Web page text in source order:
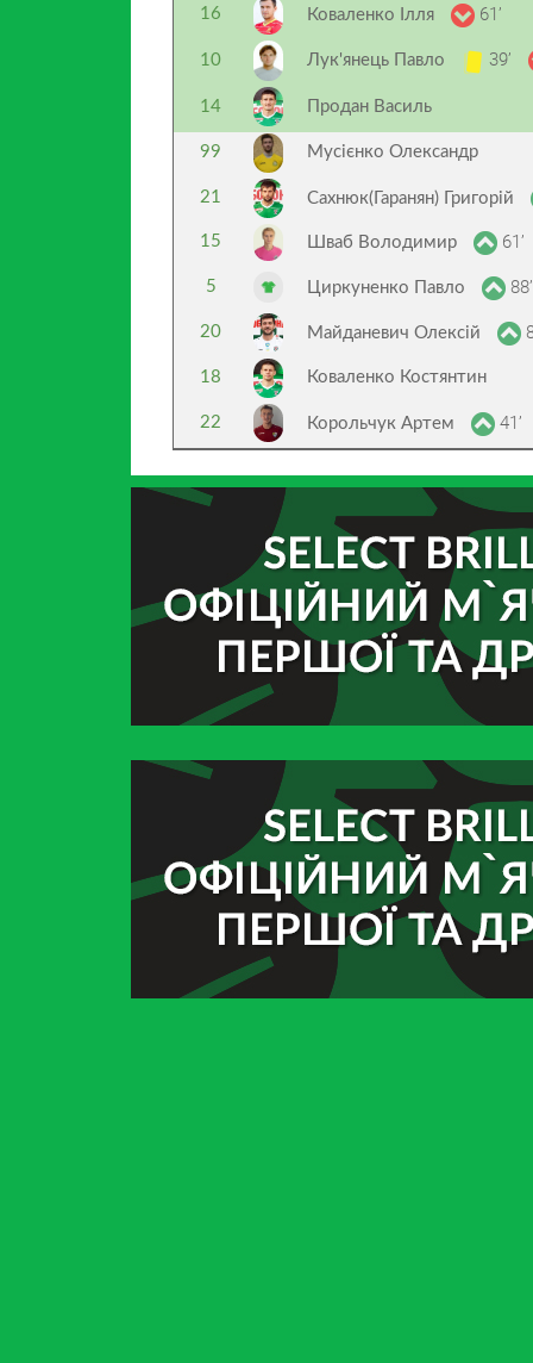
16 Коваленко Ілля 61’
10 Лук'янець Павло 39’
14 Продан Василь
99 Мусієнко Олександр
21 Сахнюк(Гаранян) Григорій
15 Шваб Володимир 61’
5 Циркуненко Павло 88’
20 Майданевич Олексій
18 Коваленко Костянтин
22 Корольчук Артем 41’